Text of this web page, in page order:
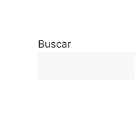
Buscar